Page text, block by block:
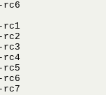
rc6
rc1
rc2
rc3
rc4
rc5
rc6
rc7